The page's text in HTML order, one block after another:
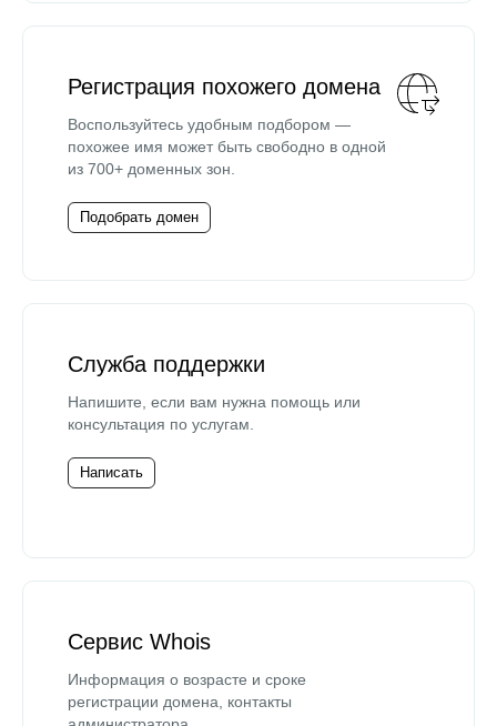
Регистрация похожего домена
Воспользуйтесь удобным подбором —
похожее имя может быть свободно в одной
из 700+ доменных зон.
Подобрать домен
Служба поддержки
Напишите, если вам нужна помощь или
консультация по услугам.
Написать
Сервис Whois
Информация о возрасте и сроке
регистрации домена, контакты